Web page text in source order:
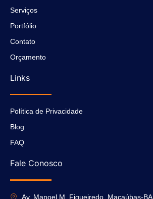
Serviços
Portfólio
Contato
Orçamento
Links
Política de Privacidade
Blog
FAQ
Fale Conosco
Av. Manoel M. Figueiredo, Macaúbas-BA